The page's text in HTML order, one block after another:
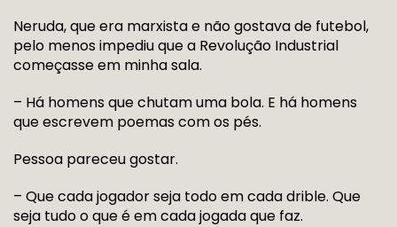
Neruda, que era marxista e não gostava de futebol,
pelo menos impediu que a Revolução Industrial
começasse em minha sala.
– Há homens que chutam uma bola. E há homens
que escrevem poemas com os pés.
Pessoa pareceu gostar.
– Que cada jogador seja todo em cada drible. Que
seja tudo o que é em cada jogada que faz.